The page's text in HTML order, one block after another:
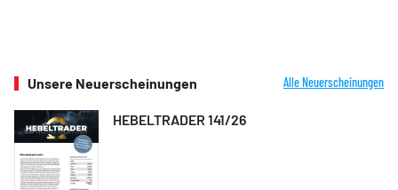
Unsere Neuerscheinungen Alle Neuerscheinungen
HEBELTRADER 141/26